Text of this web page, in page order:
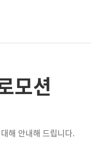
모션
해 안내해 드립니다.